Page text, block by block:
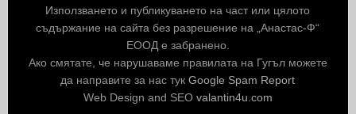
Използването и публикуването на част или цялото
съдържание на сайта без разрешение на „Анастас-Ф“
ЕООД е забранено.
Ако смятате, че нарушаваме правилата на Гугъл можете
да направите за нас тукGoogle Spam Report
Web Design and SEO valantin4u.com